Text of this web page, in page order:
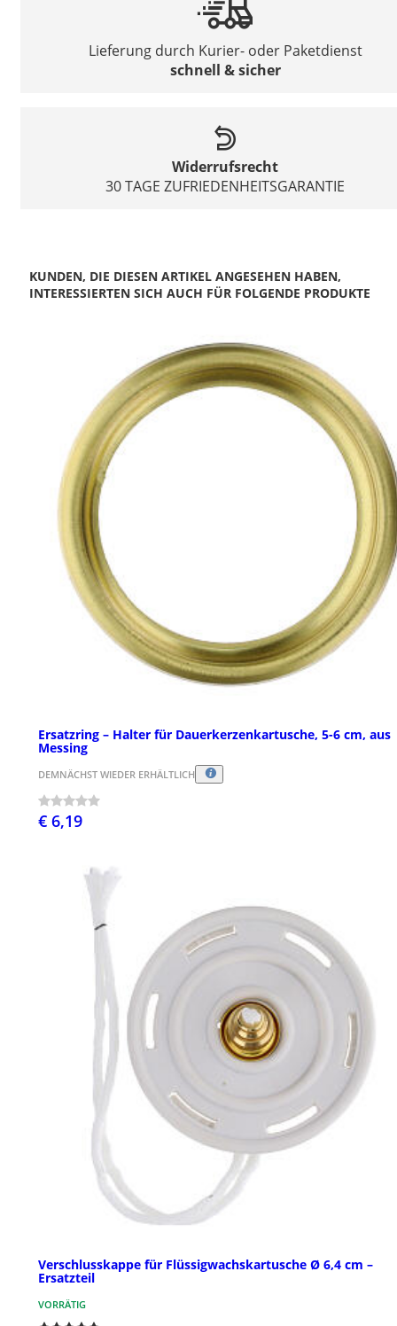
Lieferung durch Kurier- oder Paketdienst
schnell & sicher
Widerrufsrecht
30 TAGE ZUFRIEDENHEITSGARANTIE
KUNDEN, DIE DIESEN ARTIKEL ANGESEHEN HABEN,
INTERESSIERTEN SICH AUCH FÜR FOLGENDE PRODUKTE
Ersatzring – Halter für Dauerkerzenkartusche, 5-6 cm, aus
Messing
DEMNÄCHST WIEDER ERHÄLTLICH
€ 6,19
Verschlusskappe für Flüssigwachskartusche Ø 6,4 cm –
Ersatzteil
VORRÄTIG